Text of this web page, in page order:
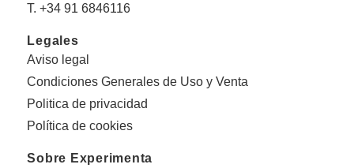
T. +34 91 6846116
Legales
Aviso legal
Condiciones Generales de Uso y Venta
Politica de privacidad
Política de cookies
Sobre Experimenta